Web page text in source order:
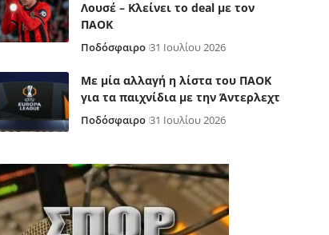
Λουσέ – Κλείνει το deal με τον
ΠΑΟΚ
Ποδόσφαιρο 31 Ιουλίου 2026
Με μία αλλαγή η λίστα του ΠΑΟΚ
για τα παιχνίδια με την Άντερλεχτ
Ποδόσφαιρο 31 Ιουλίου 2026